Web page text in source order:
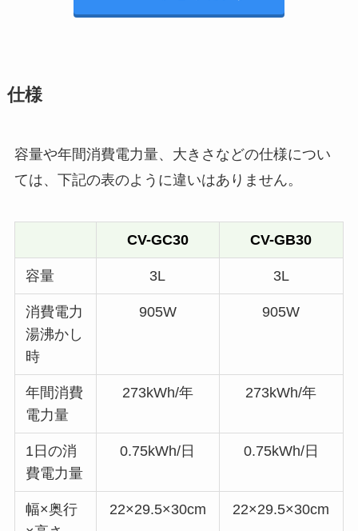
仕様
容量や年間消費電力量、大きさなどの仕様につい
ては、下記の表のように違いはありません。
CV-GC30 CV-GB30
容量 3L 3L
消費電力
湯沸かし
時
905W 905W
年間消費
電力量
273kWh/年 273kWh/年
1日の消
費電力量
0.75kWh/日 0.75kWh/日
幅×奥行
22×29.5×30cm 22×29.5×30cm